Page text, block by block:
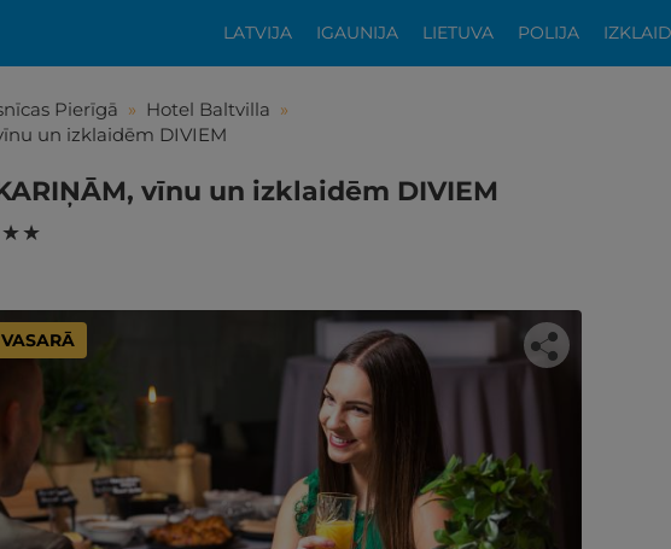
LATVIJA IGAUNIJA LIETUVA POLIJA
Pierīgā » Hotel Baltvilla »
un izklaidēm DIVIEM
vīnu un izklaidēm DIVIEM
★
Iepatikās šis piedāvājums?
Līdz brīnišķīgai atpūtai atlikuši tikai daži soļi